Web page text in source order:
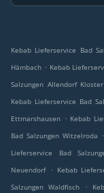
Kebab Lieferservice Bad
Hämbach . Kebab
Salzungen Allendorf Kloster
Kebab Lieferservice Bad
Ettmarshausen . Kebab
Bad Salzungen Witzelroda .
Lieferservice Bad
Neuendorf
. Kebab
Salzungen Waldfisch
.